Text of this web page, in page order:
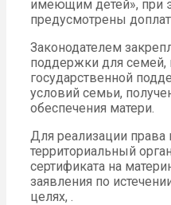
имеющим детей», при
предусмотрены
Законодателем
поддержки для
государственной
условий семьи,
обеспечения матери.
Для реализации
территориальный
сертификата на
заявления по
целях, .